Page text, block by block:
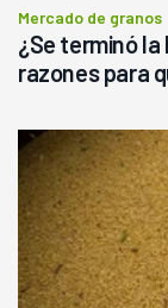
Mercado de granos
¿Se terminó
razones para